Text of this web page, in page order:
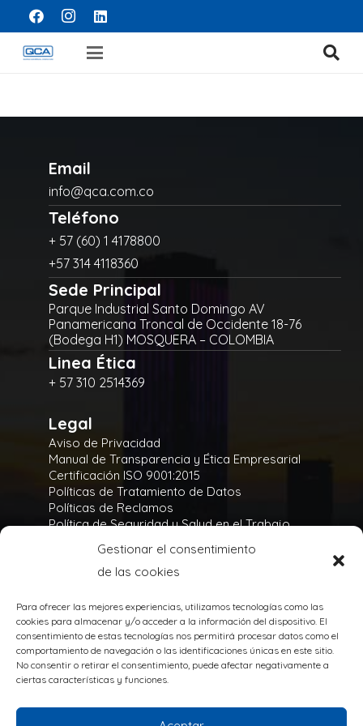
Gestionar el consentimiento
de las cookies
Para ofrecer las mejores experiencias, utilizamos tecnologías como las
cookies para almacenar y/o acceder a la información del dispositivo. El
consentimiento de estas tecnologías nos permitirá procesar datos como el
comportamiento de navegación o las identificaciones únicas en este sitio.
No consentir o retirar el consentimiento, puede afectar negativamente a
ciertas características y funciones.
Email
info@qca.com.co
Teléfono
+ 57 (60) 1 4178800
+57 314 4118360
Sede Principal
Parque Industrial Santo Domingo AV
Panamericana Troncal de Occidente 18-76
(Bodega H1) MOSQUERA – COLOMBIA
Linea Ética
+ 57 310 2514369
Legal
Aviso de Privacidad
Manual de Transparencia y Ética Empresarial
Certificación ISO 9001:2015
Políticas de Tratamiento de Datos
Políticas de Reclamos
Política de Seguridad y Salud en el Trabajo
Política Ambiental
Gases Refrigerantes
TODOS LOS DERECHOS RESERVADOS
@Copyright 2020
Powered by: